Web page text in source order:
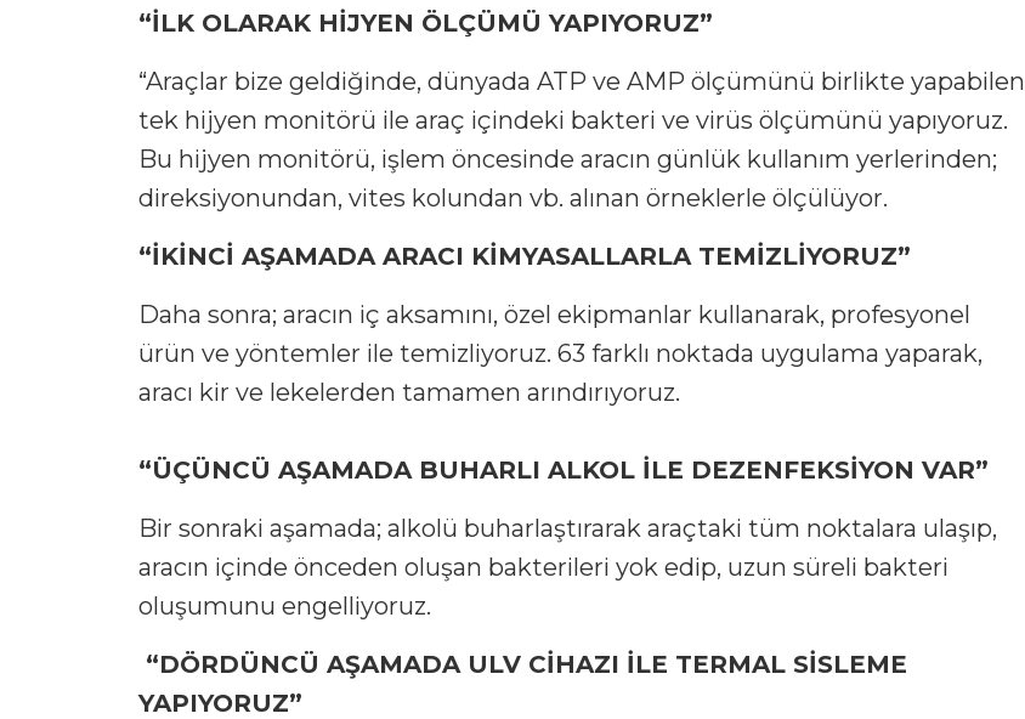
“İLK OLARAK HİJYEN ÖLÇÜMÜ YAPIYORUZ”
“Araçlar bize geldiğinde, dünyada ATP ve AMP ölçümünü birlikte yapabilen
tek hijyen monitörü ile araç içindeki bakteri ve virüs ölçümünü yapıyoruz.
Bu hijyen monitörü, işlem öncesinde aracın günlük kullanım yerlerinden;
direksiyonundan, vites kolundan vb. alınan örneklerle ölçülüyor.
“İKİNCİ AŞAMADA ARACI KİMYASALLARLA TEMİZLİYORUZ”
Daha sonra; aracın iç aksamını, özel ekipmanlar kullanarak, profesyonel
ürün ve yöntemler ile temizliyoruz. 63 farklı noktada uygulama yaparak,
aracı kir ve lekelerden tamamen arındırıyoruz.
“ÜÇÜNCÜ AŞAMADA BUHARLI ALKOL İLE DEZENFEKSİYON VAR”
Bir sonraki aşamada; alkolü buharlaştırarak araçtaki tüm noktalara ulaşıp,
aracın içinde önceden oluşan bakterileri yok edip, uzun süreli bakteri
oluşumunu engelliyoruz.
“DÖRDÜNCÜ AŞAMADA ULV CİHAZI İLE TERMAL SİSLEME
YAPIYORUZ”